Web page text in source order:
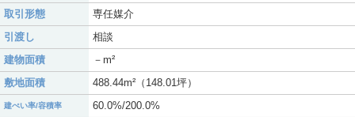
取引形態
専任媒介
引渡し
相談
建物面積
－m²
敷地面積
488.44m²（148.01坪）
建ぺい率/容積率
60.0%/200.0%